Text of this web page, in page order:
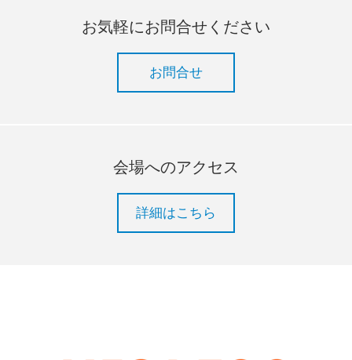
お気軽にお問合せください
お問合せ
会場へのアクセス
詳細はこちら